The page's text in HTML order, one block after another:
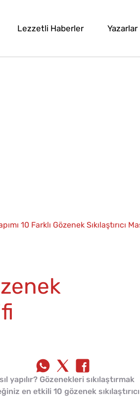
Lezzetli Haberler Yazarlar
10 Farklı Gözenek Sıkılaştırıcı
yapılır? Gözenekleri sıkılaştırmak
en etkili 10 gözenek sıkılaştırıcı